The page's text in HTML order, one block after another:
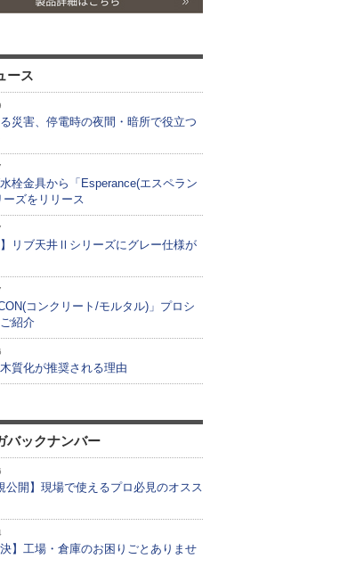
ース
災害、停電時の夜間・暗所で役立つ
栓金具から「Esperance(エスペラン
ーズをリリース
】リブ天井Ⅱシリーズにグレー仕様が
コンクリート/モルタル)」プロシ
紹介
質化が推奨される理由
バックナンバー
公開】現場で使えるプロ必見のオスス
決】工場・倉庫のお困りごとありませ